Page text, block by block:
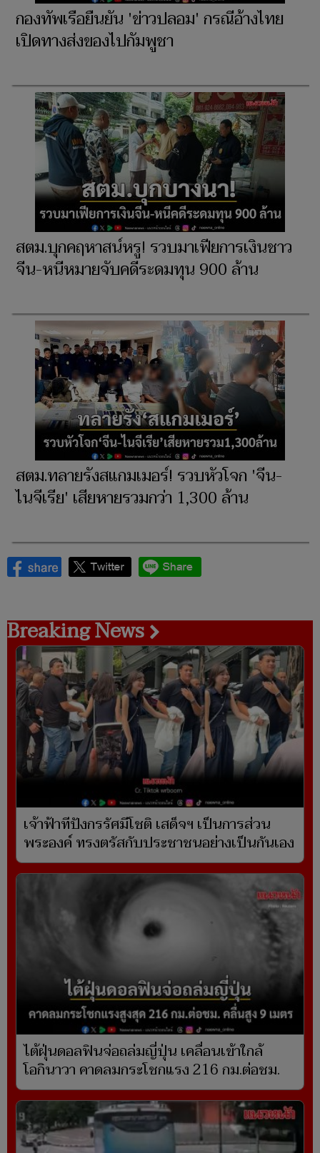
กองทัพเรือยืนยัน 'ข่าวปลอม' กรณีอ้างไทย
เปิดทางส่งของไปกัมพูชา
สตม.บุกคฤหาสน์หรู! รวบมาเฟียการเงินชาว
จีน-หนีหมายจับคดีระดมทุน 900 ล้าน
สตม.ทลายรังสแกมเมอร์! รวบหัวโจก 'จีน-
ไนจีเรีย' เสียหายรวมกว่า 1,300 ล้าน
Breaking News
เจ้าฟ้าทีปังกรรัศมีโชติ เสด็จฯ เป็นการส่วน
พระองค์ ทรงตรัสกับประชาชนอย่างเป็นกันเอง
ไต้ฝุ่นดอลฟินจ่อถล่มญี่ปุ่น เคลื่อนเข้าใกล้
โอกินาวา คาดลมกระโชกแรง 216 กม.ต่อชม.